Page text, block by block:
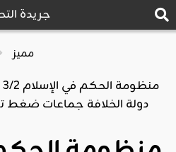
جريدة
مميز